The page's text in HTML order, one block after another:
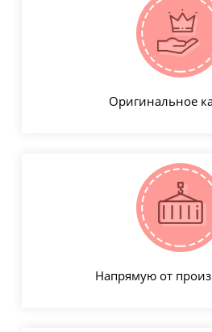
Оригинальное
Напрямую от